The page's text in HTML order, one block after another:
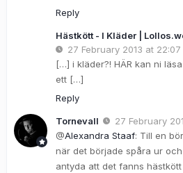
Reply
Hästkött - I Kläder |
27 February 2013 at 22:07
[…] i kläder?! HÄR kan ni
ett […]
Reply
Tornevall
27 February
@Alexandra Staaf: Till en
när det började spåra ur
antyda att det fanns